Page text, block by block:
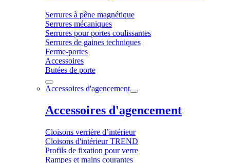
Serrures à pêne magnétique
Serrures mécaniques
Serrures pour portes coulissantes
Serrures de gaines techniques
Ferme-portes
Accessoires
Butées de porte
Accessoires d'agencement
Accessoires d'agencement
Cloisons verrière d’intérieur
Cloisons d'intérieur TREND
Profils de fixation pour verre
Rampes et mains courantes